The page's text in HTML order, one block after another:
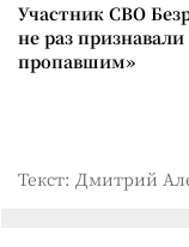
Участник СВО
не раз признавали
пропавшим»
Текст: Дмитрий